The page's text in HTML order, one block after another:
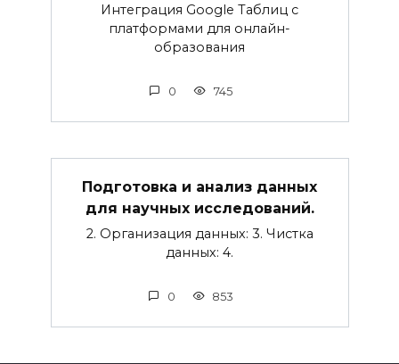
Интеграция Google Таблиц с
платформами для онлайн-
образования
0 745
Подготовка и анализ данных
для научных исследований.
2. Организация данных: 3. Чистка
данных: 4.
0 853